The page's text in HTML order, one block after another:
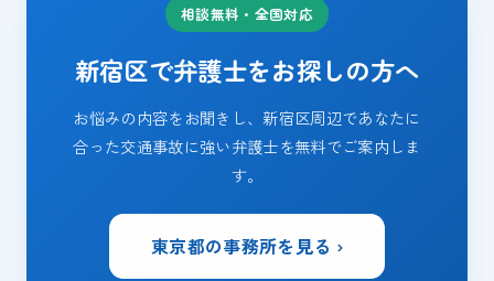
相談無料・全国対応
新宿区で弁護士をお探しの方へ
お悩みの内容をお聞きし、新宿区周辺であなたに
合った交通事故に強い弁護士を無料でご案内しま
す。
東京都の事務所を見る ›